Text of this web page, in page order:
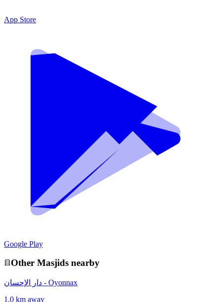
App Store
Google Play
Other Masjids nearby
دار الإحسان - Oyonnax
1.0 km away